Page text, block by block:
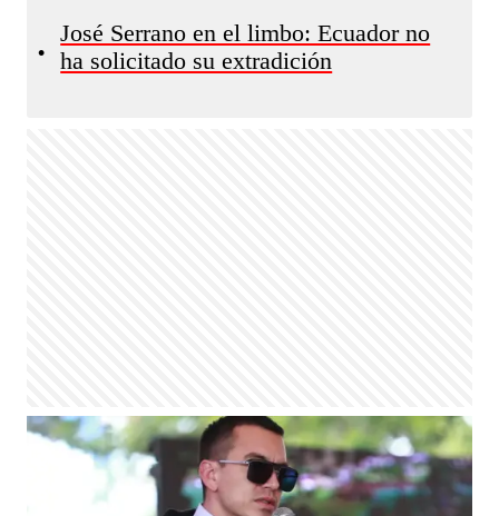
•
José Serrano en el limbo: Ecuador no
ha solicitado su extradición